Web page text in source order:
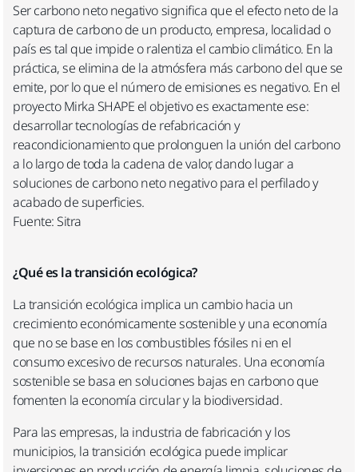
Ser carbono neto negativo significa que el efecto neto de la
captura de carbono de un producto, empresa, localidad o
país es tal que impide o ralentiza el cambio climático. En la
práctica, se elimina de la atmósfera más carbono del que se
emite, por lo que el número de emisiones es negativo. En el
proyecto Mirka SHAPE el objetivo es exactamente ese:
desarrollar tecnologías de refabricación y
reacondicionamiento que prolonguen la unión del carbono
a lo largo de toda la cadena de valor, dando lugar a
soluciones de carbono neto negativo para el perfilado y
acabado de superficies.
Fuente: Sitra
¿Qué es la transición ecológica?
La transición ecológica implica un cambio hacia un
crecimiento económicamente sostenible y una economía
que no se base en los combustibles fósiles ni en el
consumo excesivo de recursos naturales. Una economía
sostenible se basa en soluciones bajas en carbono que
fomenten la economía circular y la biodiversidad.
Para las empresas, la industria de fabricación y los
municipios, la transición ecológica puede implicar